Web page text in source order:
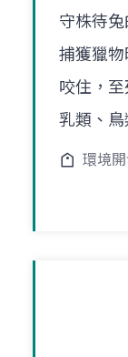
守株待
捕獲獵
咬住，
乳類、
環境